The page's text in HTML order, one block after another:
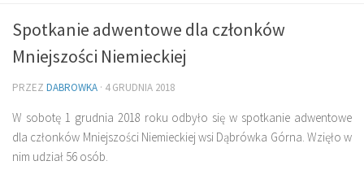
Spotkanie adwentowe dla członków
Mniejszości Niemieckiej
PRZEZ DABROWKA · 4 GRUDNIA 2018
W sobotę 1 grudnia 2018 roku odbyło się w spotkanie adwentowe
dla członków Mniejszości Niemieckiej wsi Dąbrówka Górna. Wzięło w
nim udział 56 osób.